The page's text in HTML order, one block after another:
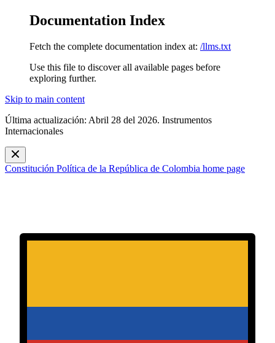
Documentation Index
Fetch the complete documentation index at: /llms.txt
Use this file to discover all available pages before
exploring further.
Skip to main content
Última actualización: Abril 28 del 2026. Instrumentos
Internacionales
Constitución Política de la República de Colombia home page